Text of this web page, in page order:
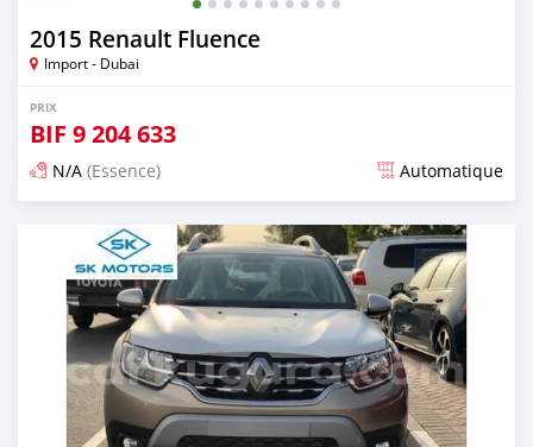
2015 Renault Fluence
Import - Dubai
PRIX
BIF 9 204 633
N/A (Essence) Automatique
Publié il y a presque 6 ans